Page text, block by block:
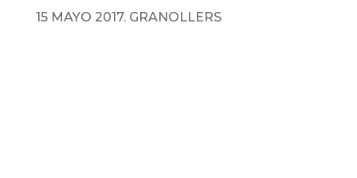
15 MAYO 2017. GRANOLLERS